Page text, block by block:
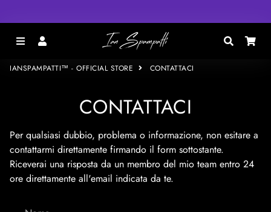
MENU CERCA
IANSPAMPATTI™ - OFFICIAL STORE CONTATTACI
CONTATTACI
Per qualsiasi dubbio, problema o informazione, non esitare a
contattarmi direttamente firmando il form sottostante.
Riceverai una risposta da un membro del mio team entro 24
ore direttamente all'email indicata da te.